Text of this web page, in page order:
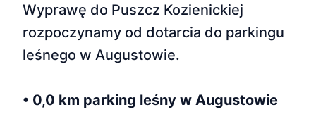
Wyprawę do Puszcz Kozienickiej
rozpoczynamy od dotarcia do parkingu
leśnego w Augustowie.
• 0,0 km parking leśny w Augustowie